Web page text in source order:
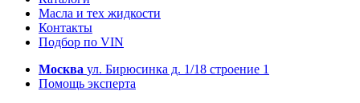
Масла и тех жидкости
Контакты
Подбор по VIN
Москва ул. Бирюсинка д. 1/18 строение 1
Помощь эксперта